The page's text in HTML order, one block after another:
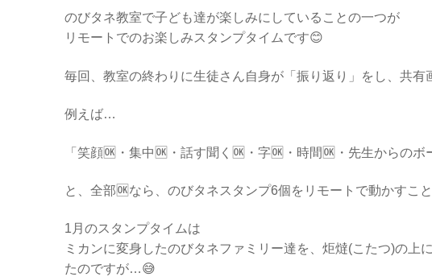
のびタネ教室で子ども達が楽しみにしていることの一つが
リモートでのお楽しみスタンプタイムです😊
毎回、教室の終わりに生徒さん自身が「振り返り」をし、共有
例えば…
「笑顔🆗・集中🆗・話す聞く🆗・字🆗・時間🆗・先生からのボ
と、全部🆗なら、のびタネスタンプ6個をリモートで動かすこ
1月のスタンプタイムは
ミカンに変身したのびタネファミリー達を、炬燵(こたつ)の上
たのですが…😅